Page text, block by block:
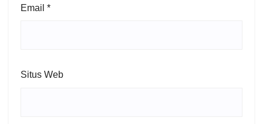
Email *
Situs Web